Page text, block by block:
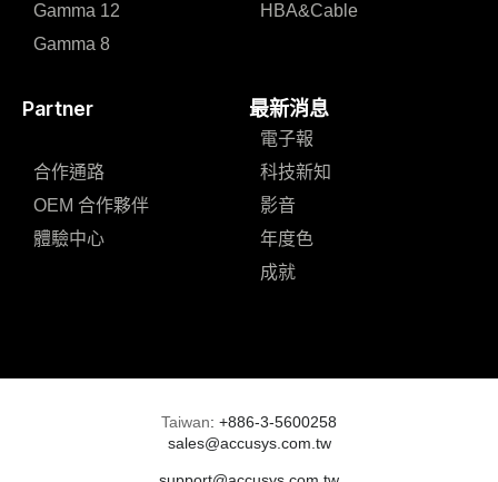
Gamma 12
Gamma 8
HBA&Cable
Partner 最新消息
合作通路
OEM 合作夥伴
體驗中心
電子報
科技新知
影音
年度色
成就
Taiwan: +886-3-5600258
sales@accusys.com.tw